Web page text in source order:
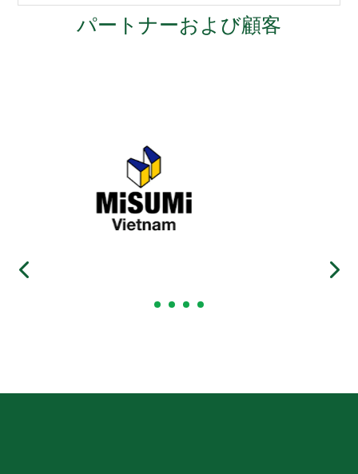
パートナーおよび顧客